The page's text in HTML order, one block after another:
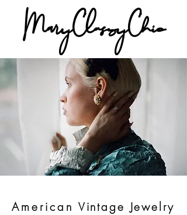
MaryClassyChic
American Vintage Jewelry